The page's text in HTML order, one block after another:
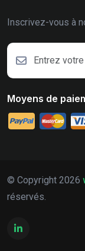
Inscrivez-vous à
Moyens de
© Copyright 2026
réservés.